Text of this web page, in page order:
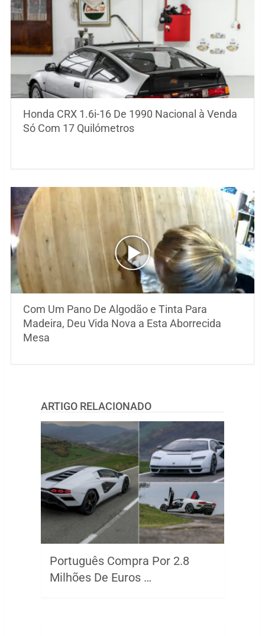
Honda CRX 1.6i-16 De 1990 Nacional à Venda
Só Com 17 Quilómetros
Com Um Pano De Algodão e Tinta Para
Madeira, Deu Vida Nova a Esta Aborrecida
Mesa
ARTIGO RELACIONADO
Português Compra Por 2.8
Milhões De Euros …